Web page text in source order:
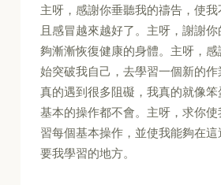
主呀，感謝你垂聽我的禱告，使
且感冒越來越好了。主呀，謝謝
夠漸漸恢復健康的身體。主呀，
始突破我自己，去學習一個新的
真的遇到很多阻礙，我真的就像
基本的操作都不會。主呀，求你
習每個基本操作，並使我能夠在
要我學習的地方。